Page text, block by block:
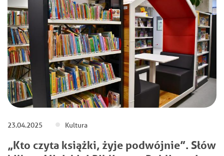
23.04.2025 Kultura
„Kto czyta książki, żyje podwójnie”. Słów